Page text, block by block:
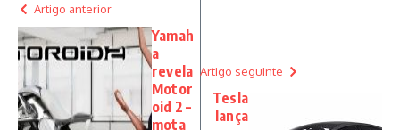
Artigo anterior
Yamah
a
revela
Motor
oid 2 –
mota
Artigo seguinte
Tesla
lança